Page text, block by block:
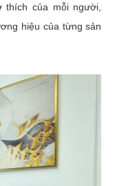
của mỗi người,
hiệu của từng sản